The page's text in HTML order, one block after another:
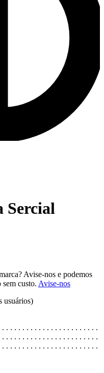
Sercial
Avise-nos e podemos
sem custo. Avise-nos
usuários)
. . . . . . . . . . . . . . . . . . . . . . .
. . . . . . . . . . . . . . . . . . . . . . .
. . . . . . . . . . . . . . . . . . . . . . .